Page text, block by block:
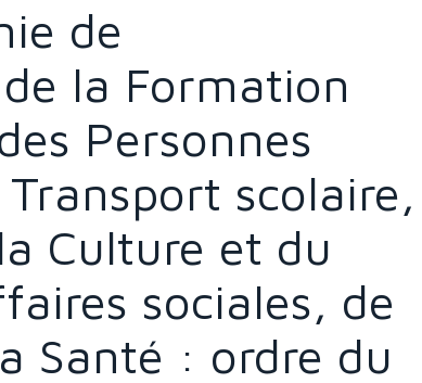
de
la Formation
Personnes
scolaire,
Culture et du
sociales, de
Santé : ordre du